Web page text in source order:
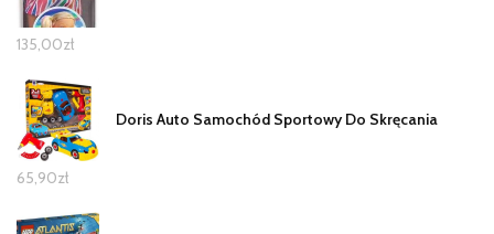
135,00zł
Doris Auto Samochód Sportowy Do Skręcania
65,90zł